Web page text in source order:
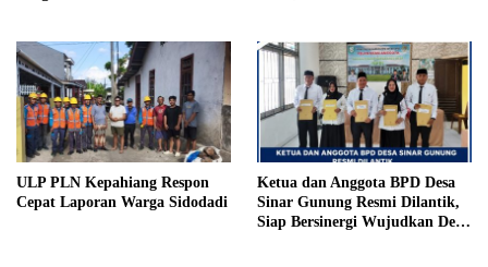
Penjara
ULP PLN Kepahiang Respon
Cepat Laporan Warga Sidodadi
Ketua dan Anggota BPD Desa
Sinar Gunung Resmi Dilantik,
Siap Bersinergi Wujudkan Desa